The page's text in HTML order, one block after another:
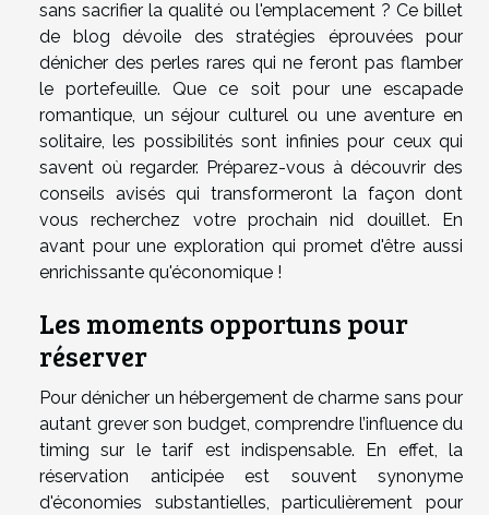
sans sacrifier la qualité ou l'emplacement ? Ce billet
de blog dévoile des stratégies éprouvées pour
dénicher des perles rares qui ne feront pas flamber
le portefeuille. Que ce soit pour une escapade
romantique, un séjour culturel ou une aventure en
solitaire, les possibilités sont infinies pour ceux qui
savent où regarder. Préparez-vous à découvrir des
conseils avisés qui transformeront la façon dont
vous recherchez votre prochain nid douillet. En
avant pour une exploration qui promet d'être aussi
enrichissante qu'économique !
Les moments opportuns pour
réserver
Pour dénicher un hébergement de charme sans pour
autant grever son budget, comprendre l’influence du
timing sur le tarif est indispensable. En effet, la
réservation anticipée est souvent synonyme
d'économies substantielles, particulièrement pour